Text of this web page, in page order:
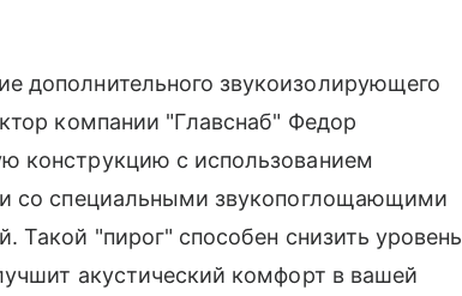
дополнительного звукоизолирующего
компании "Главснаб" Федор
конструкцию с использованием
со специальными звукопоглощающими
Такой "пирог" способен снизить уровень
акустический комфорт в вашей